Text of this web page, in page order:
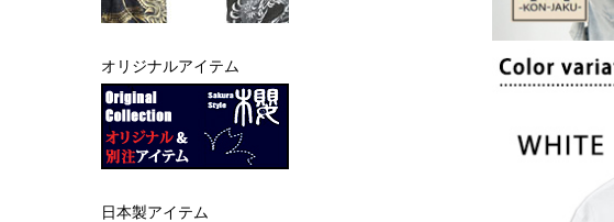
オリジナルアイテム
日本製アイテム